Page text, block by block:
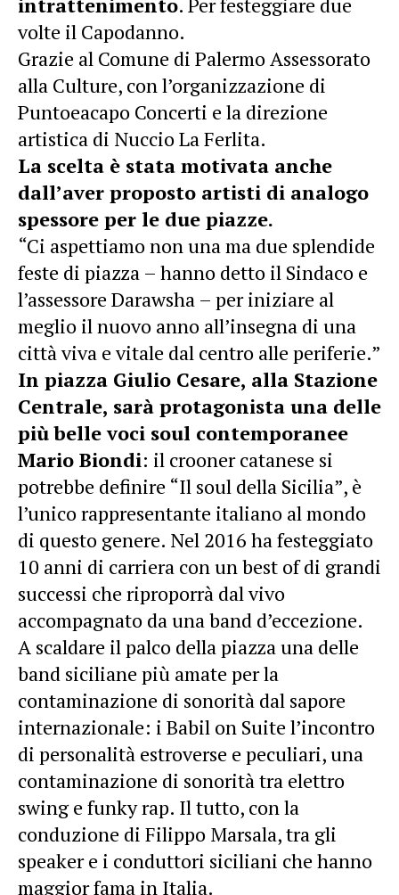
volte il Capodanno.
Grazie al Comune di Palermo Assessorato
alla Culture, con l’organizzazione di
Puntoeacapo Concerti e la direzione
artistica di Nuccio La Ferlita.
La scelta è stata motivata anche
dall’aver proposto artisti di analogo
spessore per le due piazze.
“Ci aspettiamo non una ma due splendide
feste di piazza – hanno detto il Sindaco e
l’assessore Darawsha – per iniziare al
meglio il nuovo anno all’insegna di una
città viva e vitale dal centro alle periferie.”
In piazza Giulio Cesare, alla Stazione
Centrale, sarà protagonista una delle
più belle voci soul contemporanee
Mario Biondi: il crooner catanese si
potrebbe definire “Il soul della Sicilia”, è
l’unico rappresentante italiano al mondo
di questo genere. Nel 2016 ha festeggiato
10 anni di carriera con un best of di grandi
successi che riproporrà dal vivo
accompagnato da una band d’eccezione.
A scaldare il palco della piazza una delle
band siciliane più amate per la
contaminazione di sonorità dal sapore
internazionale: i Babil on Suite l’incontro
di personalità estroverse e peculiari, una
contaminazione di sonorità tra elettro
swing e funky rap. Il tutto, con la
conduzione di Filippo Marsala, tra gli
speaker e i conduttori siciliani che hanno
maggior fama in Italia.